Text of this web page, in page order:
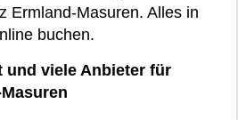
Ermland-Masuren. Alles in
buchen.
und viele Anbieter für